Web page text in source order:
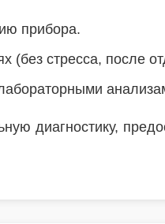
прибора.
(без стресса, после
диагностику,